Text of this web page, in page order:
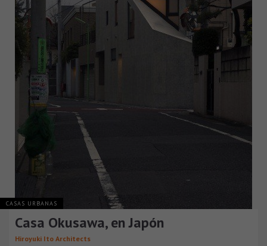
CASAS URBANAS
Casa Okusawa, en Japón
Hiroyuki Ito Architects